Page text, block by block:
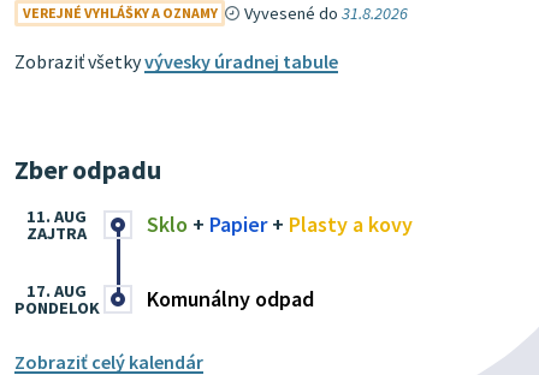
VEREJNÉ VYHLÁŠKY A OZNAMY Vyvesené do31.8.2026
Zobraziť všetkyvývesky úradnej tabule
Zber odpadu
Sklo + Papier+ Plasty a kovy
11. AUG
ZAJTRA
Komunálny odpad
17. AUG
PONDELOK
Zobraziť celý kalendár